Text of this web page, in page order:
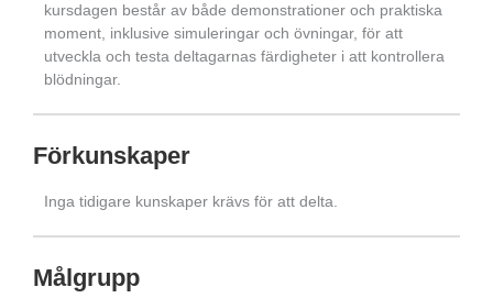
kursdagen består av både demonstrationer och praktiska
moment, inklusive simuleringar och övningar, för att
utveckla och testa deltagarnas färdigheter i att kontrollera
blödningar.
Förkunskaper
Inga tidigare kunskaper krävs för att delta.
Målgrupp